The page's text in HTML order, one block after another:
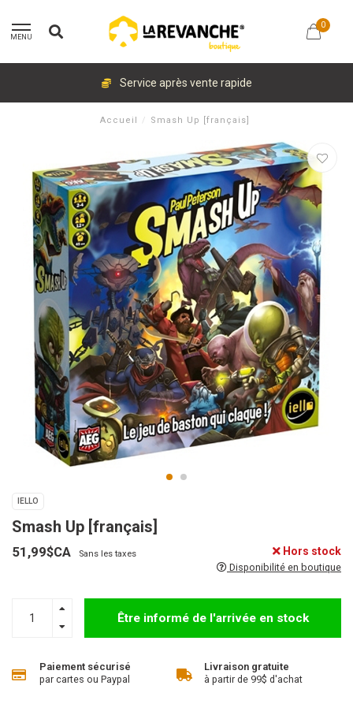
MENU
0
Service après vente rapide
Accueil / Smash Up [français]
IELLO
Smash Up [français]
51,99$CA Sans les taxes Hors stock
Disponibilité en boutique
Être informé de l'arrivée en stock
Paiement sécurisé
par cartes ou Paypal
Livraison gratuite
à partir de 99$ d'achat